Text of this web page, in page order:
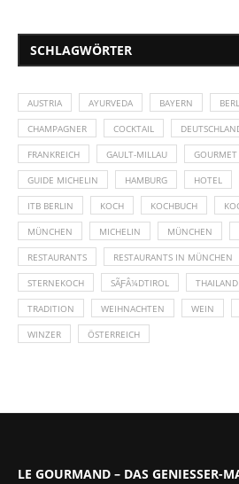
SCHLAGWÖRTER
AUSTRIA AYURVEDA BAYERN
CHAMPAGNER COCKTAIL
FRANKREICH GAULT-MILLAU GOURMET
GUIDE MICHELIN HAMBURG HOTEL
ITB BERLIN KOCH KOCHBUCH
MÜNCHEN MICHELIN MÜNCHEN
RESTAURANTS RESTAURANTS IN MÜNCHEN
STERNEKOCH SÃƑÂ¼DTIROL THAILAND
TRADITION WEIHNACHTEN WEIN
WINZER ÖSTERREICH
LE GOURMAND – DAS GENIESSER-